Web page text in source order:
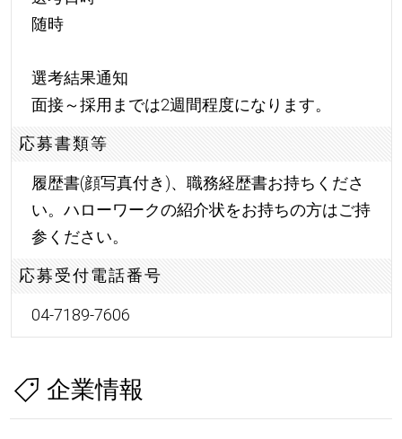
随時
選考結果通知
面接～採用までは2週間程度になります。
応募書類等
履歴書(顔写真付き)、職務経歴書お持ちくださ
い。ハローワークの紹介状をお持ちの方はご持
参ください。
応募受付電話番号
04-7189-7606
企業情報